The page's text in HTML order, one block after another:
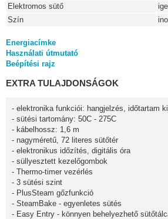
Elektromos sütő
Szín
Energiacímke
Használati útmutató
Beépítési rajz
EXTRA TULAJDONSÁGOK
- elektronika funkciói: hangjelzés, időtartam
- sütési tartomány: 50C - 275C
- kábelhossz: 1,6 m
- nagyméretű, 72 literes sütőtér
- elektronikus időzítés, digitális óra
- süllyesztett kezelőgombok
- Thermo-timer vezérlés
- 3 sütési szint
- PlusSteam gőzfunkció
- SteamBake - egyenletes sütés
- Easy Entry - könnyen behelyezhető